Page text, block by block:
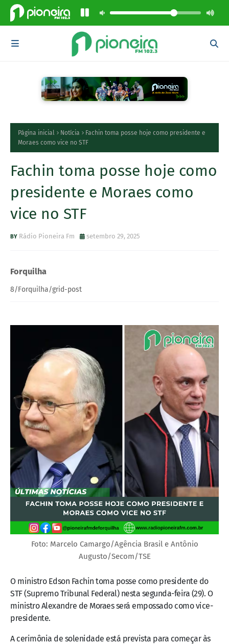
Página inicial Notícia
Fachin toma posse hoje como presidente e
Moraes como vice no STF
Fachin toma posse hoje como
presidente e Moraes como
vice no STF
Rádio Pioneira Fm setembro 29, 2025
Forquilha
8/Forquilha/grid-post
Foto: Marcelo Camargo/Agência Brasil e Antônio
Augusto/Secom/TSE
O ministro Edson Fachin toma posse como presidente do
STF (Supremo Tribunal Federal) nesta segunda-feira (29). O
ministro Alexandre de Moraes será empossado como vice-
presidente.
A cerimônia de solenidade está prevista para começar às